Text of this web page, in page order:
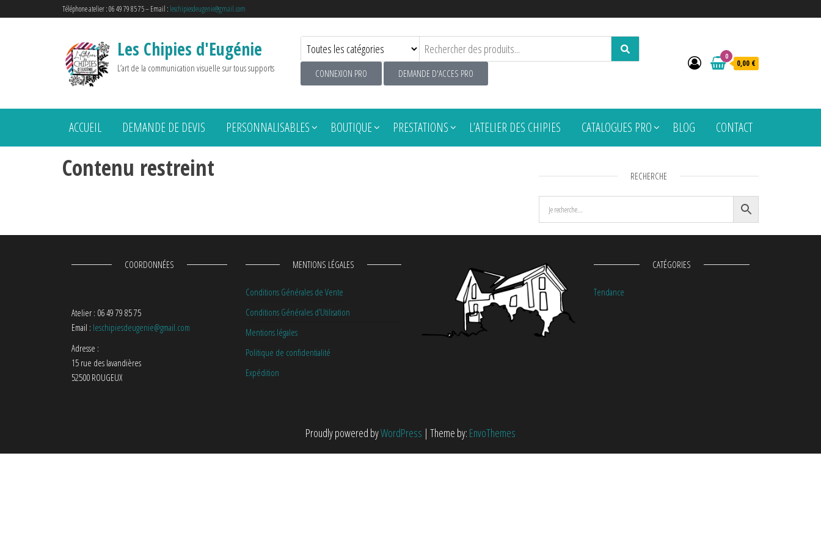
Téléphone atelier : 06 49 79 85 75 – Email : leschipiesdeugenie@gmail.com
Les Chipies d'Eugénie
L’art de la communication visuelle sur tous supports CONNEXION PRO DEMANDE D'ACCES PRO
0
0,00 €
ACCUEIL DEMANDE DE DEVIS PERSONNALISABLES BOUTIQUE PRESTATIONS L’ATELIER DES CHIPIES CATALOGUES PRO BLOG CONTACT
Contenu restreint RECHERCHE
COORDONNÉES
Atelier : 06 49 79 85 75
Email : leschipiesdeugenie@gmail.com
Adresse :
15 rue des lavandières
52500 ROUGEUX
MENTIONS LÉGALES
Conditions Générales de Vente
Conditions Générales d’Utilisation
Mentions légales
Politique de confidentialité
Expédition
CATÉGORIES
Tendance
Proudly powered byWordPress | Theme by: EnvoThemes